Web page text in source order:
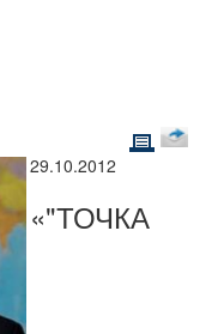
29.10.2012
«"ТОЧКА